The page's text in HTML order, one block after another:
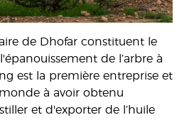
de Dhofar constituent le
de l’arbre à
est la première entreprise et
à avoir obtenu
et d'exporter de l’huile